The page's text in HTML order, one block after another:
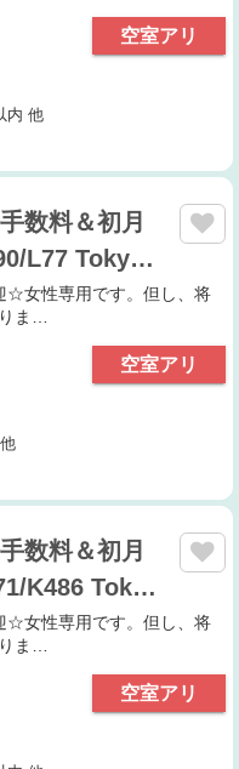
空室アリ
内 他
数料＆初月
L77 Toky…
☆女性専用です。但し、将
ま…
空室アリ
数料＆初月
K486 Tok…
☆女性専用です。但し、将
ま…
空室アリ